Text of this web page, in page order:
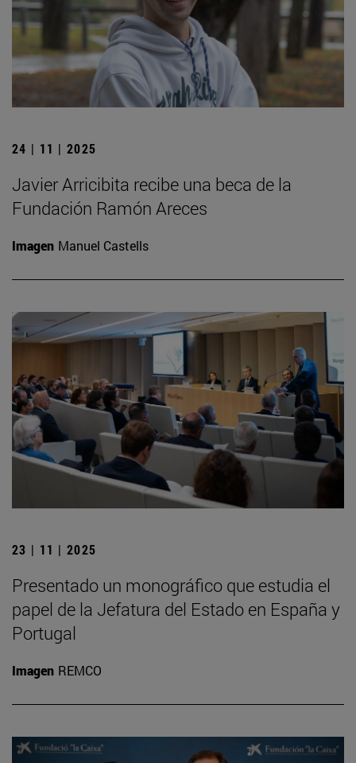
24 | 11 | 2025
Javier Arricibita recibe una beca de la
Fundación Ramón Areces
Imagen Manuel Castells
23 | 11 | 2025
Presentado un monográfico que estudia el
papel de la Jefatura del Estado en España y
Portugal
Imagen REMCO